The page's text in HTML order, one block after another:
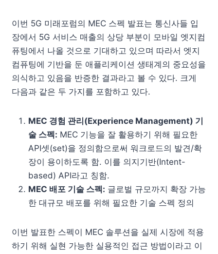
이번 5G 미래포럼의 MEC 스펙 발표는 통신사들 입
장에서 5G 서비스 매출의 상당 부분이 모바일 엣지컴
퓨팅에서 나올 것으로 기대하고 있으며 따라서 엣지
컴퓨팅에 기반을 둔 애플리케이션 생태계의 중요성을
의식하고 있음을 반증한 결과라고 볼 수 있다. 크게
다음과 같은 두 가지를 포함하고 있다.
MEC 경험 관리(Experience Management) 기
술 스펙: MEC 기능을 잘 활용하기 위해 필요한
API셋(set)을 정의함으로써 워크로드의 발견/확
장이 용이하도록 함. 이를 의지기반(Intent-
based) API라고 칭함.
MEC 배포 기술 스펙: 글로벌 규모까지 확장 가능
한 대규모 배포를 위해 필요한 기술 스펙 정의
이번 발표한 스펙이 MEC 솔루션을 실제 시장에 적용
하기 위해 실현 가능한 실용적인 접근 방법이라고 이